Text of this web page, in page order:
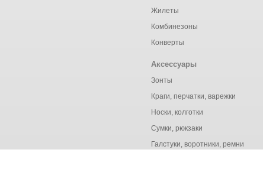
Жилеты
Комбинезоны
Конверты
Аксессуары
Зонты
Краги, перчатки, варежки
Носки, колготки
Сумки, рюкзаки
Галстуки, воротники, ремни